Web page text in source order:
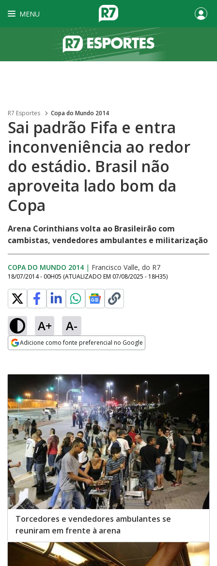
MENU
R7 Esportes Copa do Mundo 2014
Sai padrão Fifa e entra
inconveniência ao redor
do estádio. Brasil não
aproveita lado bom da
Copa
Arena Corinthians volta ao Brasileirão com
cambistas, vendedores ambulantes e militarização
COPA DO MUNDO 2014 | Francisco Valle, do R7
18/07/2014 - 00H05 (ATUALIZADO EM 07/08/2025 - 18H35)
A+ A-
Adicione como fonte preferencial no Google
Torcedores e vendedores ambulantes se
reuniram em frente à arena